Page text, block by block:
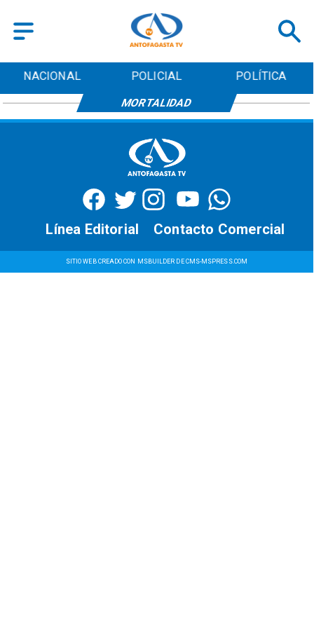
NACIONAL POLICIAL POLÍTICA
MORTALIDAD
SITIO WEB CREADO CON MSBUILDER DE CMS-MSPRESS.COM
Contacto Comercial
Línea Editorial